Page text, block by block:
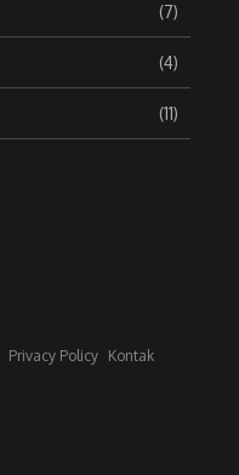
(7)
(4)
(11)
Privacy Policy Kontak